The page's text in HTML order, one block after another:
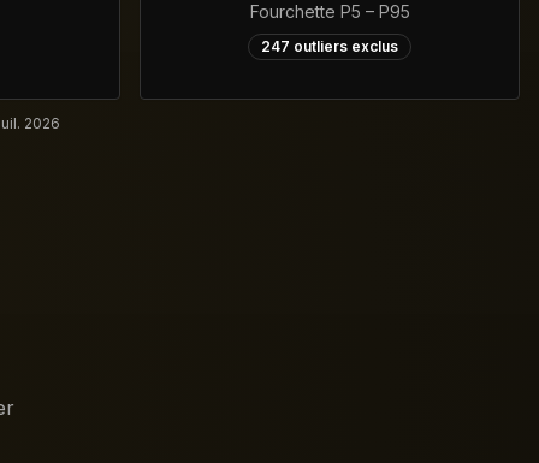
Fourchette P5 – P95
247 outliers exclus
2026